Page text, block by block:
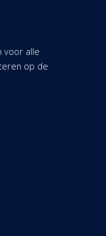
voor alle
op de